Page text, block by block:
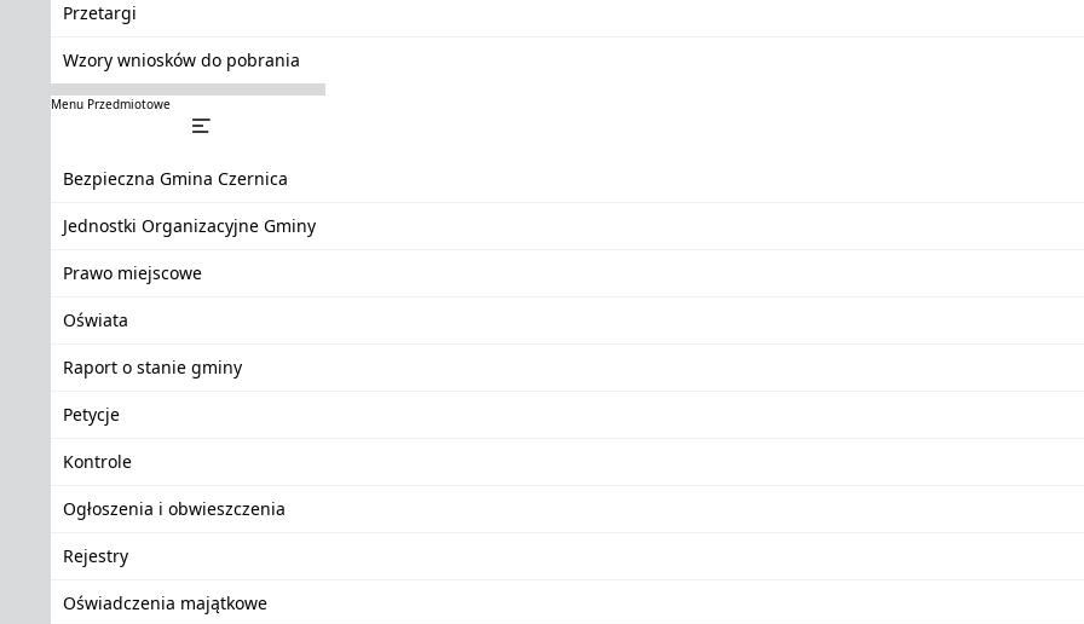
Przetargi
Wzory wniosków do pobrania
Menu Przedmiotowe
Bezpieczna Gmina Czernica
Jednostki Organizacyjne Gminy
Prawo miejscowe
Oświata
Raport o stanie gminy
Petycje
Kontrole
Ogłoszenia i obwieszczenia
Rejestry
Oświadczenia majątkowe